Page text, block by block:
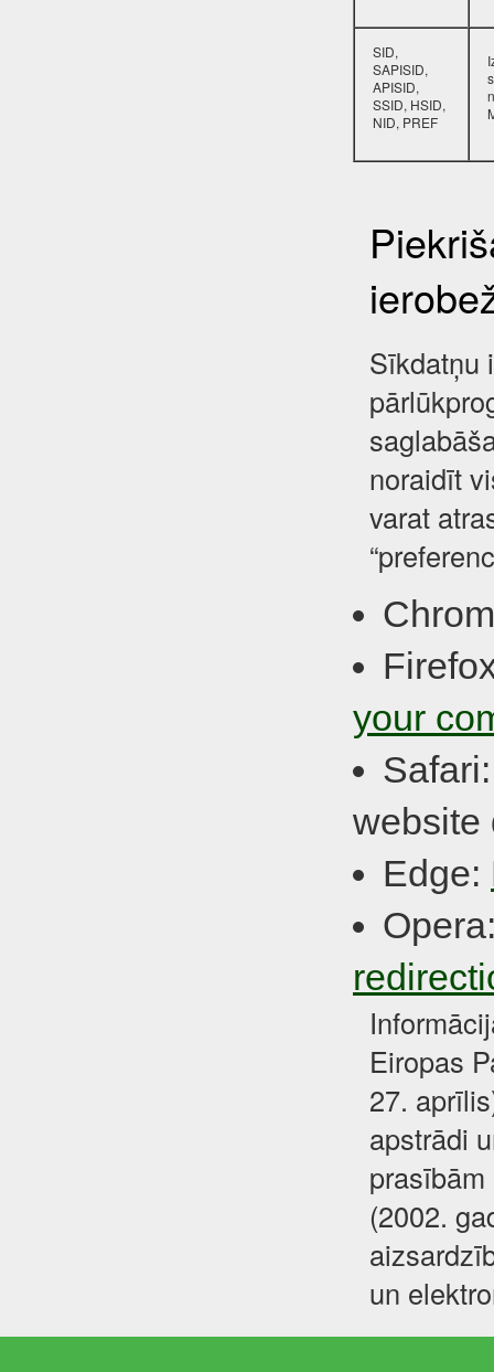
SID,
SAPISID,
APISID,
SSID, HSID,
NID, PREF
Sīkdatņu
noraidīt
varat
your
website
Edge:
Eiropas
27.
apstrādi
(2002.
un